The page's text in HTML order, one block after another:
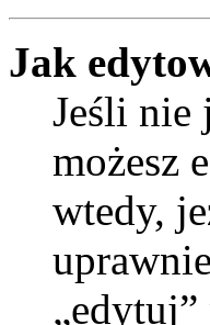
Jak
Jeśli nie
możesz
wtedy,